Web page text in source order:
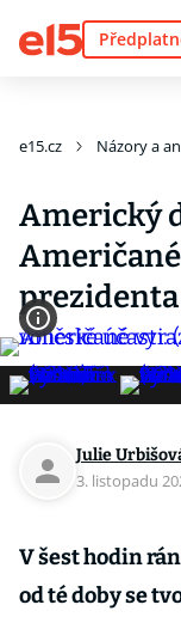
e15.cz Názory a
Americký
prezidenta
Julie
3. listopadu
V šest hodin
od té doby se